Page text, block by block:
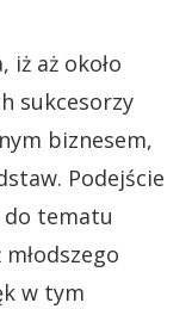
iż aż około
sukcesorzy
biznesem,
Podejście
do tematu
w tym